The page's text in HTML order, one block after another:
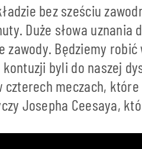
bez sześciu
Duże słowa uznania
zawody. Będziemy robić
byli do naszej
meczach,
Josepha Ceesaya,